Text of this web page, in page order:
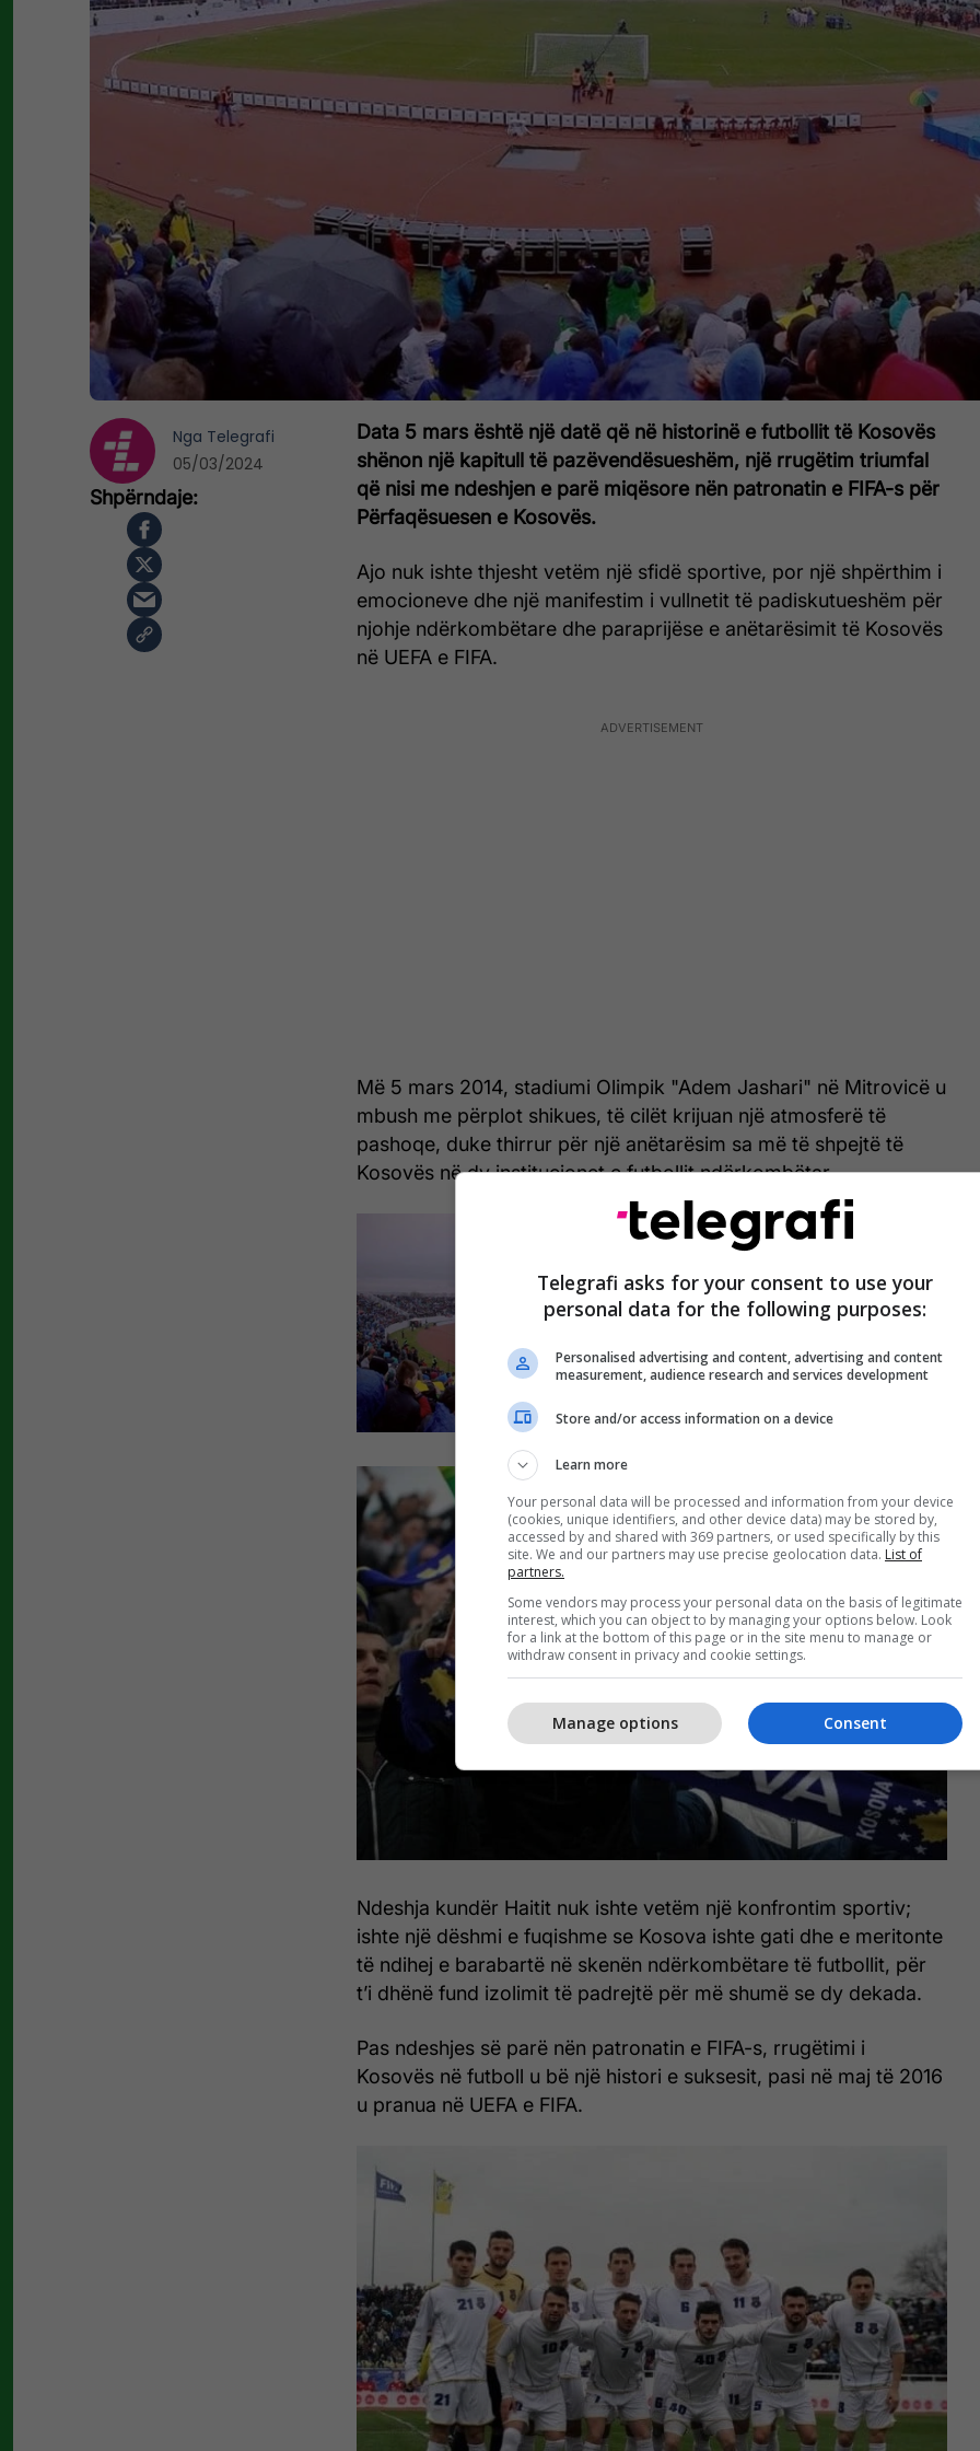
Data 5 mars është një datë që në historinë e futbollit të Kosovës
shënon një kapitull të pazëvendësueshëm, një rrugëtim triumfal
që nisi me ndeshjen e parë miqësore nën patronatin e FIFA-s për
Përfaqësuesen e Kosovës.
Ajo nuk ishte thjesht vetëm një sfidë sportive, por një shpërthim i
emocioneve dhe një manifestim i vullnetit të padiskutueshëm për
njohje ndërkombëtare dhe paraprijëse e anëtarësimit të Kosovës
në UEFA e FIFA.
Më 5 mars 2014, stadiumi Olimpik "Adem Jashari" në Mitrovicë u
mbush me përplot shikues, të cilët krijuan një atmosferë të
pashoqe, duke thirrur për një anëtarësim sa më të shpejtë të
Kosovës në dy institucionet e futbollit ndërkombëtar.
Ndeshja kundër Haitit nuk ishte vetëm një konfrontim sportiv;
ishte një dëshmi e fuqishme se Kosova ishte gati dhe e meritonte
të ndihej e barabartë në skenën ndërkombëtare të futbollit, për
t’i dhënë fund izolimit të padrejtë për më shumë se dy dekada.
Pas ndeshjes së parë nën patronatin e FIFA-s, rrugëtimi i
Kosovës në futboll u bë një histori e suksesit, pasi në maj të 2016
u pranua në UEFA e FIFA.
Nga Telegrafi
05/03/2024
Telegrafi asks for your consent to use your
personal data for the following purposes:
Personalised advertising and content, advertising and content
measurement, audience research and services development
Store and/or access information on a device
Learn more
Your personal data will be processed and information from your device
(cookies, unique identifiers, and other device data) may be stored by,
accessed by and shared with 369 partners, or used specifically by this
site. We and our partners may use precise geolocation data. List of
partners.
Some vendors may process your personal data on the basis of legitimate
interest, which you can object to by managing your options below. Look
for a link at the bottom of this page or in the site menu to manage or
withdraw consent in privacy and cookie settings.
Consent
Manage options